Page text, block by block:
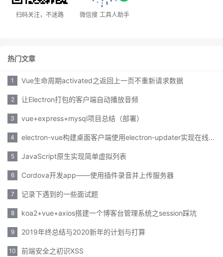
扫码关注，不迷路 微信搜 工具人助手
热门文章
1 Vue生命周期activated之返回上一页不重新请求数据
2 让Electron打包的客户端自动播放音频
3 vue+express+mysql项目总结（部署）
4 electron-vue构建桌面客户端使用electron-updater实现在线更新
5 JavaScript原生实现简单虚拟列表
6 Cordova开发app——使用插件录音并上传服务器
7 记录下遇到的一些面试题
8 koa2+vue+axios搭建一个博客台管理系统之session踩坑
9 2019年终总结与2020新年的计划与打算
10 前端安全之初识XSS